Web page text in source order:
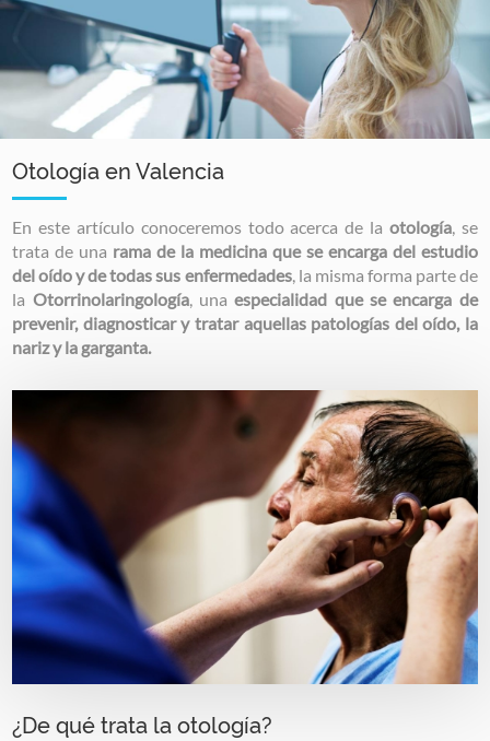
Otología en Valencia
En este artículo conoceremos todo acerca de la otología, se
trata de una rama de la medicina que se encarga del estudio
del oído y de todas sus enfermedades, la misma forma parte de
la Otorrinolaringología, unaespecialidad que se encarga de
prevenir, diagnosticar y tratar aquellas patologías del oído, la
nariz y la garganta.
Image
¿De qué trata la otología?